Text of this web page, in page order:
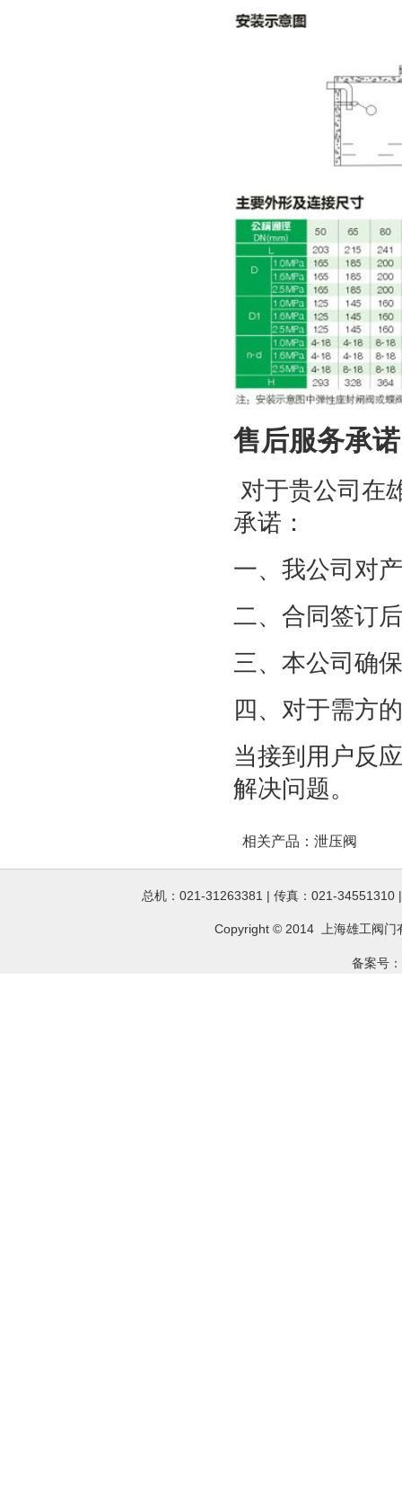
售后服务承诺
对于贵公司在
承诺：
一、我公司对
二、合同签订
三、本公司确
四、对于需方
当接到用户反
解决问题。
相关产品： 泄压阀
总机：021-31263381 | 传真：021-
Copyright © 2014 上海雄工阀门
备案号